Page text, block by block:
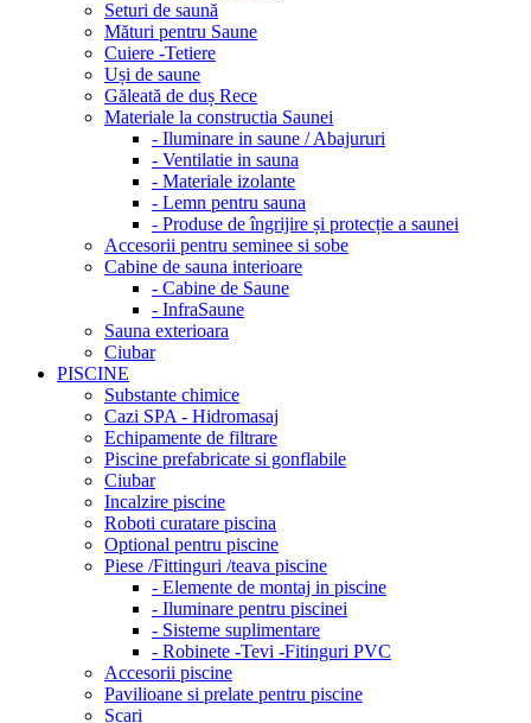
Seturi de saună
Mături pentru Saune
Cuiere -Tetiere
Uși de saune
Găleată de duș Rece
Materiale la constructia Saunei
- Iluminare in saune / Abajururi
- Ventilatie in sauna
- Materiale izolante
- Lemn pentru sauna
- Produse de îngrijire și protecție a saunei
Accesorii pentru seminee si sobe
Cabine de sauna interioare
- Cabine de Saune
- InfraSaune
Sauna exterioara
Ciubar
PISCINE
Substante chimice
Cazi SPA - Hidromasaj
Echipamente de filtrare
Piscine prefabricate si gonflabile
Ciubar
Incalzire piscine
Roboti curatare piscina
Optional pentru piscine
Piese /Fittinguri /teava piscine
- Elemente de montaj in piscine
- Iluminare pentru piscinei
- Sisteme suplimentare
- Robinete -Tevi -Fitinguri PVC
Accesorii piscine
Pavilioane si prelate pentru piscine
Scari